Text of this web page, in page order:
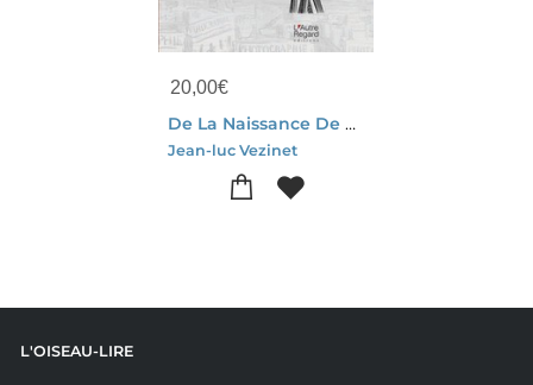
20,00€
De La Naissance De La Photographie Aux Premiers Pas Du Cinema
Jean-luc Vezinet
L'OISEAU-LIRE